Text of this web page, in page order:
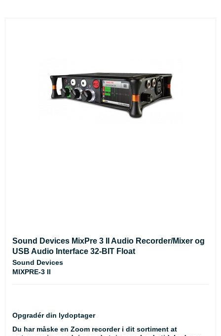
Sound Devices MixPre 3 II Audio Recorder/Mixer og
USB Audio Interface 32-BIT Float
Sound Devices
MIXPRE-3 II
Opgradér din lydoptager
Du har måske en Zoom recorder i dit sortiment at